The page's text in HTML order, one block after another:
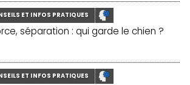
ET INFOS PRATIQUES
séparation : qui garde le chien ?
ET INFOS PRATIQUES